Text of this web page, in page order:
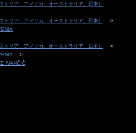
トリア、アメリカ、オーストラリア、日本）
トリア、アメリカ、オーストラリア、日本）
トリア、アメリカ、オーストラリア、日本）
IVANČIČ